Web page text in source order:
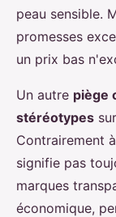
peau sensible.
promesses
un prix bas
Un autre piège
stéréotypes
Contrairement
signifie pas
marques
économique,